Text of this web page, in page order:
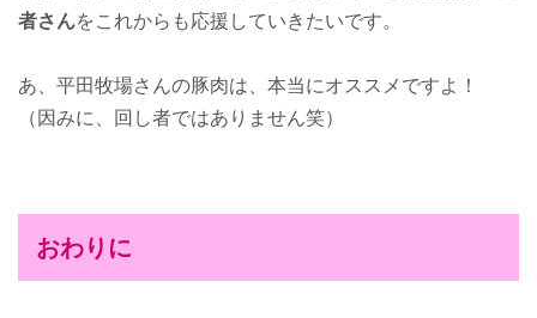
者さんをこれからも応援していきたいです。
あ、平田牧場さんの豚肉は、本当にオススメですよ！
（因みに、回し者ではありません笑）
おわりに